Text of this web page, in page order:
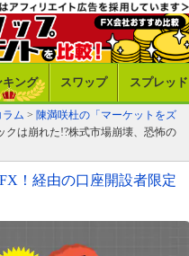
キング スワップ スプレッド
ム > 陳満咲杜の「マーケットをズ
クは崩れた!?株式市場崩壊、恐怖の
！経由の口座開設者限定